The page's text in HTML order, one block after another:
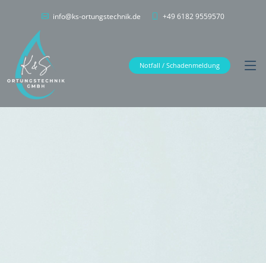
info@ks-ortungstechnik.de +49 6182 9559570
Notfall / Schadenmeldung